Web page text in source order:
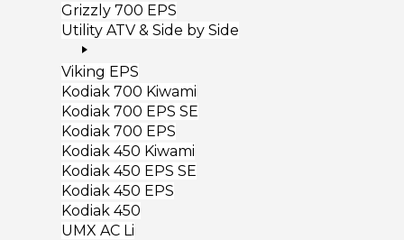
Grizzly 700 EPS
Utility ATV & Side by Side
Viking EPS
Kodiak 700 Kiwami
Kodiak 700 EPS SE
Kodiak 700 EPS
Kodiak 450 Kiwami
Kodiak 450 EPS SE
Kodiak 450 EPS
Kodiak 450
UMX AC Li